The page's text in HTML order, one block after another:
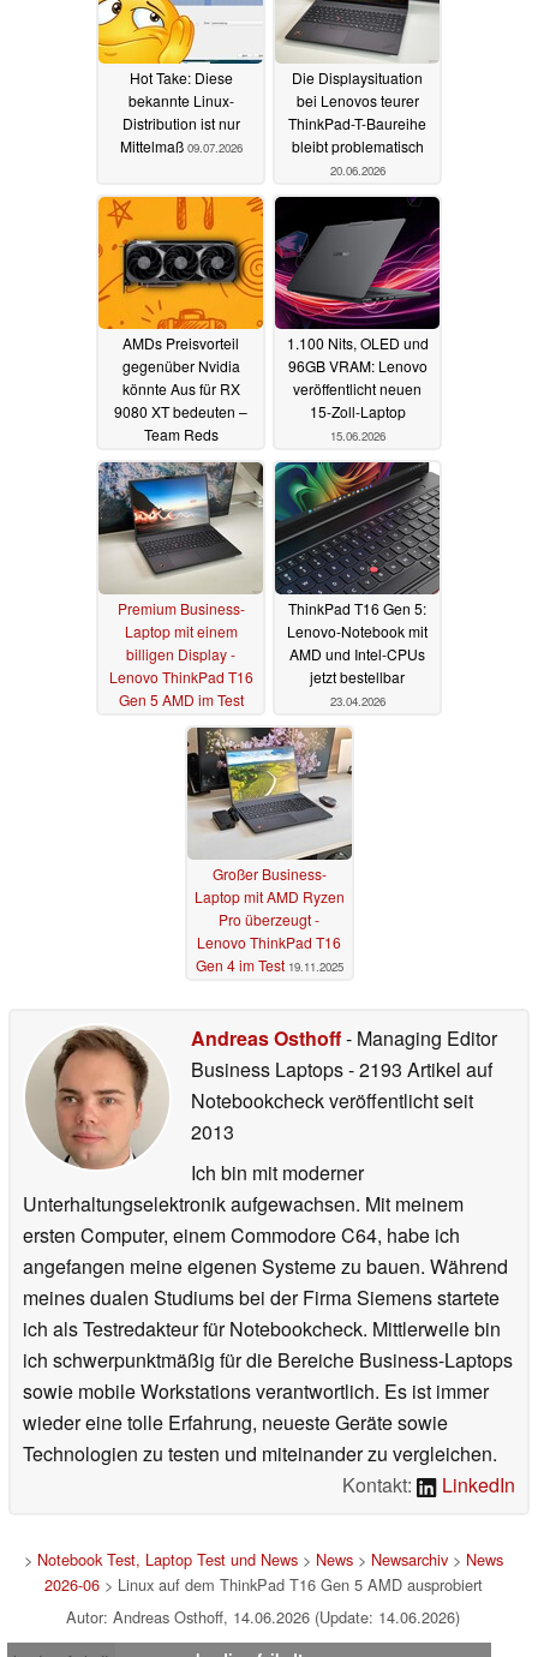
Hot Take: Diese
bekannte Linux-
Distribution ist nur
Mittelmaß 09.07.2026
Die Displaysituation
bei Lenovos teurer
ThinkPad-T-Baureihe
bleibt problematisch
20.06.2026
AMDs Preisvorteil
gegenüber Nvidia
könnte Aus für RX
9080 XT bedeuten –
Team Reds
Super-Killer17.06.2026
1.100 Nits, OLED und
96GB VRAM: Lenovo
veröffentlicht neuen
15-Zoll-Laptop
15.06.2026
Premium Business-
Laptop mit einem
billigen Display -
Lenovo ThinkPad T16
Gen 5 AMD im Test
10.06.2026
ThinkPad T16 Gen 5:
Lenovo-Notebook mit
AMD und Intel-CPUs
jetzt bestellbar
23.04.2026
Großer Business-
Laptop mit AMD Ryzen
Pro überzeugt -
Lenovo ThinkPad T16
Gen 4 im Test 19.11.2025
Andreas Osthoff- Managing Editor
Business Laptops- 2193 Artikel auf
Notebookcheck veröffentlichtseit
2013
Ich bin mit moderner
Unterhaltungselektronik aufgewachsen. Mit meinem
ersten Computer, einem Commodore C64, habe ich
angefangen meine eigenen Systeme zu bauen. Während
meines dualen Studiums bei der Firma Siemens startete
ich als Testredakteur für Notebookcheck. Mittlerweile bin
ich schwerpunktmäßig für die Bereiche Business-Laptops
sowie mobile Workstations verantwortlich. Es ist immer
wieder eine tolle Erfahrung, neueste Geräte sowie
Technologien zu testen und miteinander zu vergleichen.
Kontakt:
LinkedIn
> Notebook Test, Laptop Test und News> News> Newsarchiv> News
2026-06> Linux auf dem ThinkPad T16 Gen 5 AMD ausprobiert
Autor: Andreas Osthoff, 14.06.2026 (Update: 14.06.2026)